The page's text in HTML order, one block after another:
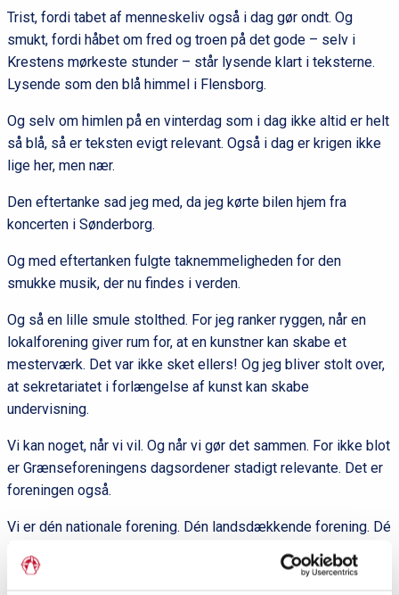
Trist, fordi tabet af menneskeliv også i dag gør ondt. Og
smukt, fordi håbet om fred og troen på det gode – selv i
Krestens mørkeste stunder – står lysende klart i teksterne.
Lysende som den blå himmel i Flensborg.
Og selv om himlen på en vinterdag som i dag ikke altid er helt
så blå, så er teksten evigt relevant. Også i dag er krigen ikke
lige her, men nær.
Den eftertanke sad jeg med, da jeg kørte bilen hjem fra
koncerten i Sønderborg.
Og med eftertanken fulgte taknemmeligheden for den
smukke musik, der nu findes i verden.
Og så en lille smule stolthed. For jeg ranker ryggen, når en
lokalforening giver rum for, at en kunstner kan skabe et
mesterværk. Det var ikke sket ellers! Og jeg bliver stolt over,
at sekretariatet i forlængelse af kunst kan skabe
undervisning.
Vi kan noget, når vi vil. Og når vi gør det sammen. For ikke blot
er Grænseforeningens dagsordener stadigt relevante. Det er
foreningen også.
Vi er dén nationale forening. Dén landsdækkende forening. Dé